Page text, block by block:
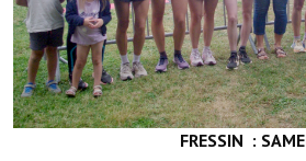
FRESSIN :